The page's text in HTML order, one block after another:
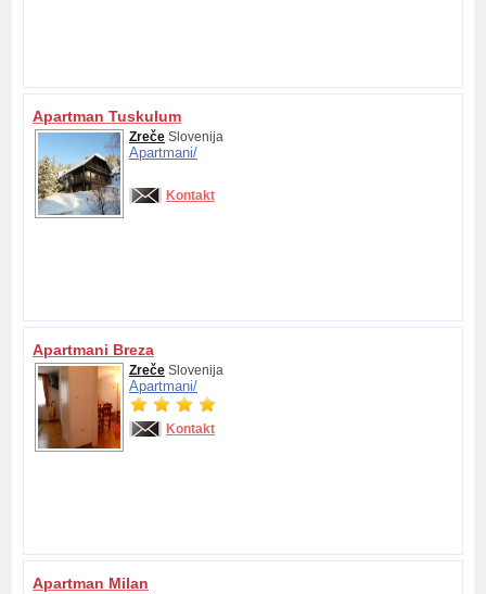
Apartman Tuskulum
Zreče Slovenija
Apartmani/
Kontakt
Apartmani Breza
Zreče Slovenija
Apartmani/
Kontakt
Apartman Milan